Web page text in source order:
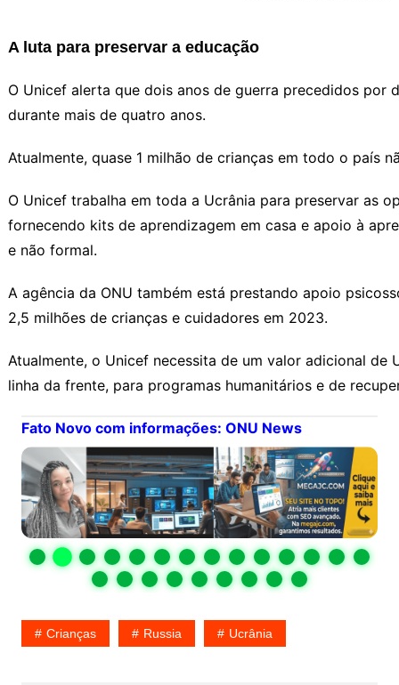
A luta para preservar a educação
O Unicef alerta que dois anos de guerra precedidos
durante mais de quatro anos.
Atualmente, quase 1 milhão de crianças em todo o país
O Unicef trabalha em toda a Ucrânia para preservar as
fornecendo kits de aprendizagem em casa e apoio à
e não formal.
A agência da ONU também está prestando apoio
2,5 milhões de crianças e cuidadores em 2023.
Atualmente, o Unicef necessita de um valor adicional de
linha da frente, para programas humanitários e de
Fato Novo com informações: ONU News
Crianças Russia Ucrânia